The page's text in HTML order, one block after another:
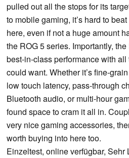
pulled out all the stops for its
to mobile gaming, it’s hard to
here, even if not a huge amount
the ROG 5 series. Importantly,
best-in-class performance with
could want. Whether it’s fine-
low touch latency, pass-through
Bluetooth audio, or multi-hour
found space to cram it all in.
very nice gaming accessories,
worth buying into here too.
Einzeltest, online verfügbar,